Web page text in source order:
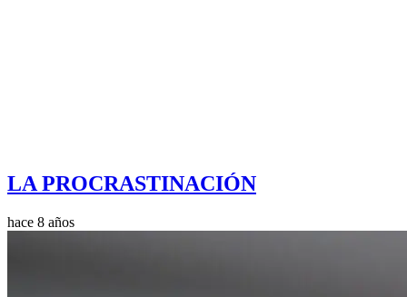
LA PROCRASTINACIÓN
hace 8 años